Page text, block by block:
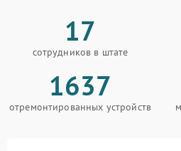
Замена контроллера
питания17
сотрудников в штате
1637
отремонтированных устройств